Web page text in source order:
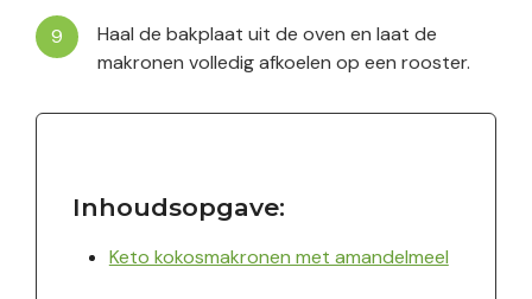
Haal de bakplaat uit de oven en laat de
makronen volledig afkoelen op een rooster.
Inhoudsopgave:
Keto kokosmakronen met amandelmeel